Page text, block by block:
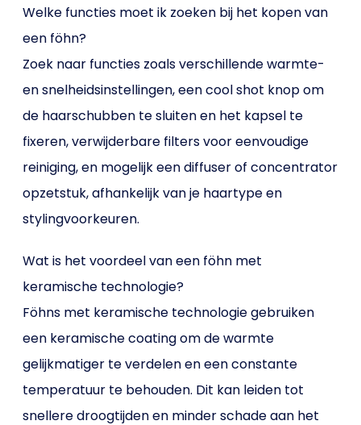
Welke functies moet ik zoeken bij het kopen van
een föhn?
Zoek naar functies zoals verschillende warmte-
en snelheidsinstellingen, een cool shot knop om
de haarschubben te sluiten en het kapsel te
fixeren, verwijderbare filters voor eenvoudige
reiniging, en mogelijk een diffuser of concentrator
opzetstuk, afhankelijk van je haartype en
stylingvoorkeuren.
Wat is het voordeel van een föhn met
keramische technologie?
Föhns met keramische technologie gebruiken
een keramische coating om de warmte
gelijkmatiger te verdelen en een constante
temperatuur te behouden. Dit kan leiden tot
snellere droogtijden en minder schade aan het